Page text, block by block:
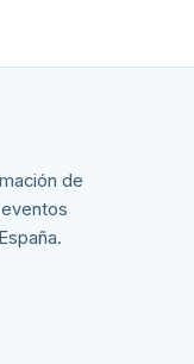
de